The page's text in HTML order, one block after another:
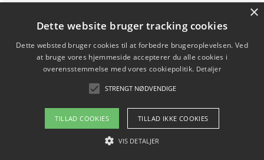
Hold et møde med en WordPress ekspert og vælg den
mest professionelle til at vedligeholde din løsning
Copyright 2026 - Pilanto Aps
Om / kontakt
×
Dette website bruger tracking cookies
Dette websted bruger cookies til at forbedre brugeroplevelsen. Ved
at bruge vores hjemmeside accepterer du alle cookies i
overensstemmelse med vores cookiepolitik. Detaljer
STRENGT NØDVENDIGE
TILLAD COOKIES TILLAD IKKE COOKIES
VIS DETALJER